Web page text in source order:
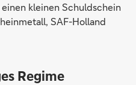
kleinen Schuldschein
SAF-Holland
Regime